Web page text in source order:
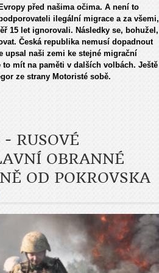
před našima očima. A není to
ilegální migrace a za všemi,
15 let ignorovali. Následky se, bohužel,
Česká republika nemusí dopadnout
upsal naši zemi ke stejné migrační
mít na paměti v dalších volbách. Ještě
ze strany Motoristé sobě.
RUSOVÉ
OBRANNÉ
OD POKROVSKA